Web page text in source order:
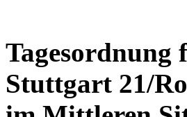
Tagesordnung
Stuttgart 21/